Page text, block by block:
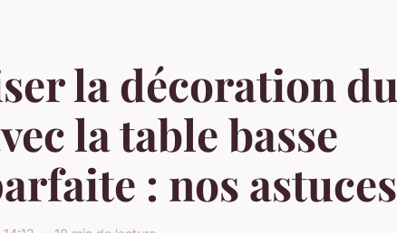
la décoration du
la table basse
: nos astuces